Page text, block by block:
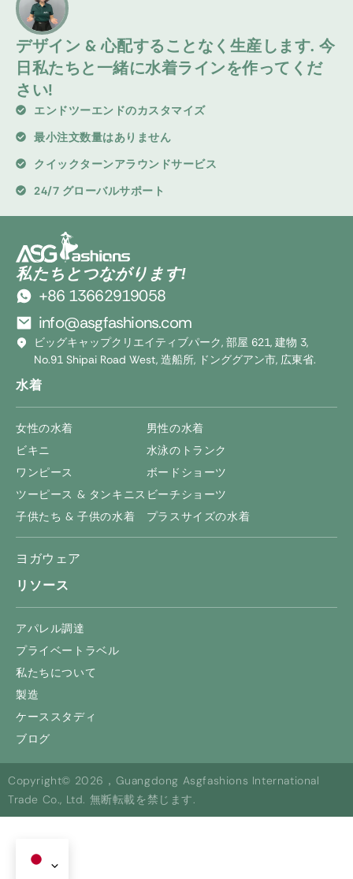
デザイン & 心配することなく生産します. 今
日私たちと一緒に水着ラインを作ってくだ
さい!
エンドツーエンドのカスタマイズ
最小注文数量はありません
クイックターンアラウンドサービス
24/7 グローバルサポート
私たちとつながります!
+86 13662919058
info@asgfashions.com
ビッグキャップクリエイティブパーク, 部屋 621, 建物 3,
No.91 Shipai Road West, 造船所, ドンググアン市, 広東省.
水着
女性の水着
ビキニ
ワンピース
ツーピース & タンキニス
子供たち & 子供の水着
男性の水着
水泳のトランク
ボードショーツ
ビーチショーツ
プラスサイズの水着
ヨガウェア
リソース
アパレル調達
プライベートラベル
私たちについて
製造
ケーススタディ
ブログ
Copyright© 2026，Guangdong Asgfashions International
Trade Co., Ltd. 無断転載を禁じます.